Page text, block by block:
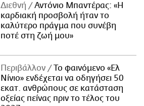
Διεθνή
Αντόνιο Μπαντέρας: «Η
καρδιακή προσβολή ήταν το
καλύτερο πράγμα που συνέβη
ποτέ στη ζωή μου»
Περιβάλλον
Το φαινόμενο «Ελ
Νίνιο» ενδέχεται να οδηγήσει 50
εκατ. ανθρώπους σε κατάσταση
οξείας πείνας πριν το τέλος του